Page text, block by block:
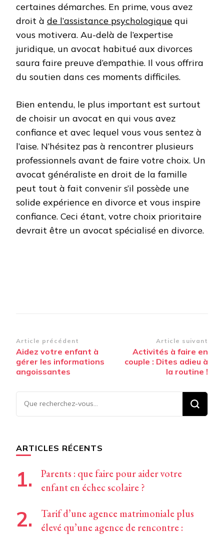
certaines démarches. En prime, vous avez
droit à de l’assistance psychologique qui
vous motivera. Au-delà de l’expertise
juridique, un avocat habitué aux divorces
saura faire preuve d’empathie. Il vous offrira
du soutien dans ces moments difficiles.
Bien entendu, le plus important est surtout
de choisir un avocat en qui vous avez
confiance et avec lequel vous vous sentez à
l’aise. N’hésitez pas à rencontrer plusieurs
professionnels avant de faire votre choix. Un
avocat généraliste en droit de la famille
peut tout à fait convenir s’il possède une
solide expérience en divorce et vous inspire
confiance. Ceci étant, votre choix prioritaire
devrait être un avocat spécialisé en divorce.
Navigation
d’article
Article précédent
Aidez votre enfant à
gérer les informations
angoissantes
Article suivant
Activités à faire en
couple : Dites adieu à
la routine !
Vous
recherchiez
ARTICLES RÉCENTS
Parents : que faire pour aider votre
enfant en échec scolaire ?
Tarif d’une agence matrimoniale plus
élevé qu’une agence de rencontre :